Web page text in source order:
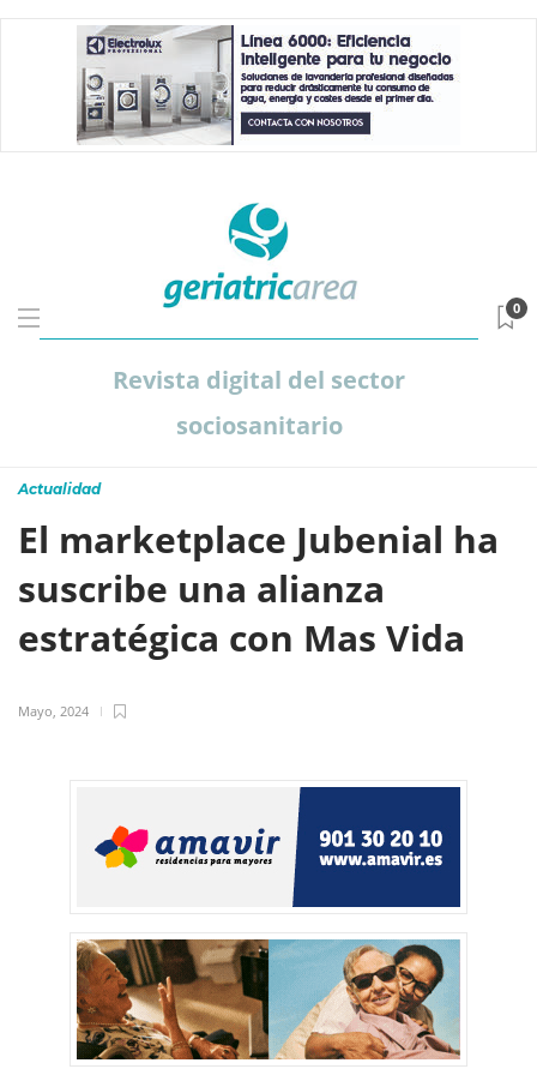
Revista digital del sector
sociosanitario
0
Actualidad
El marketplace Jubenial ha
suscribe una alianza
estratégica con Mas Vida
Mayo, 2024